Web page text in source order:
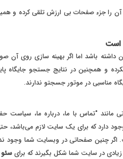
را جزء صفحات بی ارزش تلقی کرده و
است
باشد اما اگر بهینه سازی روی آن
و همچنین در نتایج جستجو جایگاه
مناسبی در موتور جسجتو ندارند.
مانند "تماس با ما، درباره ما،
که برای یک سایت لازم می‌باشد، حتی
چنین صفحاتی در وبسایت شما وجود
در سایت شما شکل بگیرند که برای